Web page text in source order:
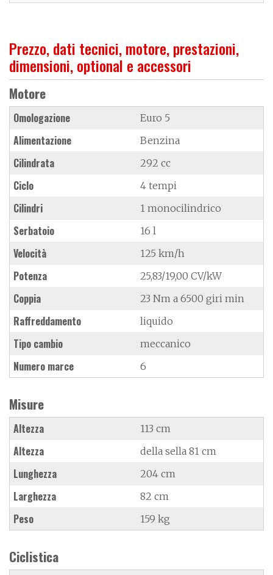
Prezzo, dati tecnici, motore, prestazioni,
dimensioni, optional e accessori
Motore
Omologazione Euro 5
Alimentazione Benzina
Cilindrata 292 cc
Ciclo 4 tempi
Cilindri 1 monocilindrico
Serbatoio 16 l
Velocità 125 km/h
Potenza 25,83/19,00 CV/kW
Coppia 23 Nm a 6500 giri min
Raffreddamento liquido
Tipo cambio meccanico
Numero marce 6
Misure
Altezza 113 cm
Altezza della sella 81 cm
Lunghezza 204 cm
Larghezza 82 cm
Peso 159 kg
Ciclistica